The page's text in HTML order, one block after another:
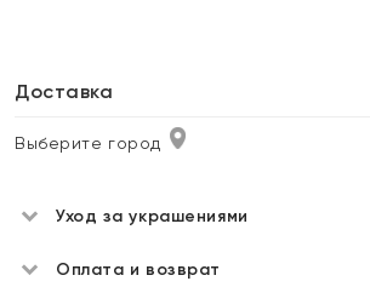
Доставка
Выберите город
Уход за украшениями
Оплата и возврат